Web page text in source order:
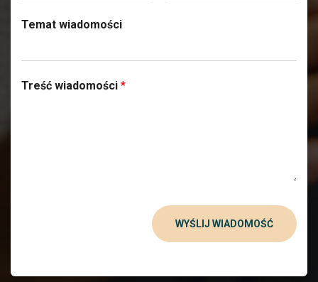
Temat wiadomości
Treść wiadomości *
WYŚLIJ WIADOMOŚĆ